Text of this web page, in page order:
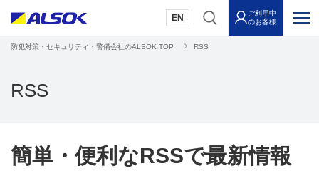
EN
ご利用中
のお客様
防犯対策・セキュリティ・警備会社のALSOK TOP RSS
RSS
簡単・便利なRSSで最新情報